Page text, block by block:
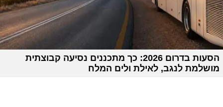
הסעות בדרום 2026: כך מתכננים נסיעה קבוצתית
מושלמת לנגב, לאילת ולים המלח